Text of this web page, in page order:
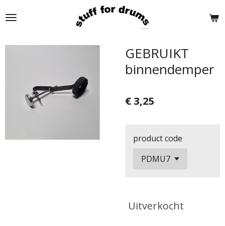
direct
de
GEBRUIKT
binnendemper
€ 3,25
product code
Uitverkocht